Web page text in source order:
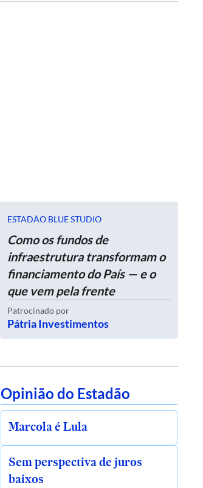
ESTADÃO BLUE STUDIO
Como os fundos de
infraestrutura transformam o
financiamento do País — e o
que vem pela frente
Patrocinado por
Pátria Investimentos
Opinião do Estadão
Marcola é Lula
Sem perspectiva de juros
baixos